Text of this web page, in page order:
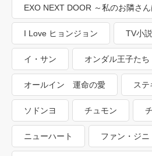
EXO NEXT DOOR ～私のお隣さん
I Love ヒョンジョン TV小説
イ・サン オンダル王子たち
オールイン 運命の愛 ス
ソドンヨ チュモン
ニューハート ファン・ジニ